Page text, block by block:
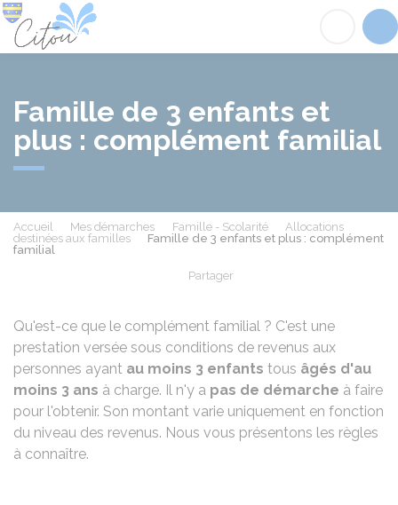
Famille de 3 enfants et
plus : complément familial
Accueil Mes démarches Famille - Scolarité
Allocations
destinées aux familles
Famille de 3 enfants et plus : complément
familial
Partager
Qu'est-ce que le complément familial ? C'est une
prestation versée sous conditions de revenus aux
personnes ayant au moins 3 enfants tous âgés d'au
moins 3 ans à charge. Il n'y a pas de démarche à faire
pour l'obtenir. Son montant varie uniquement en fonction
du niveau des revenus. Nous vous présentons les règles
à connaître.